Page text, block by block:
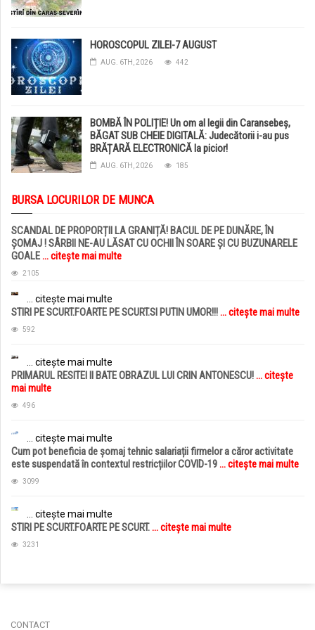
HOROSCOPUL ZILEI-7 AUGUST
AUG. 6TH, 2026 442
BOMBĂ ÎN POLIȚIE! Un om al legii din Caransebeș,
BĂGAT SUB CHEIE DIGITALĂ: Judecătorii i-au pus
BRĂȚARĂ ELECTRONICĂ la picior!
AUG. 6TH, 2026 185
BURSA LOCURILOR DE MUNCA
SCANDAL DE PROPORȚII LA GRANIȚĂ! BACUL DE PE DUNĂRE, ÎN
ȘOMAJ ! SÂRBII NE-AU LĂSAT CU OCHII ÎN SOARE ȘI CU BUZUNARELE
GOALE... citește mai multe
2105
... citește mai multe
STIRI PE SCURT.FOARTE PE SCURT.SI PUTIN UMOR!!!... citește mai multe
592
... citește mai multe
PRIMARUL RESITEI II BATE OBRAZUL LUI CRIN ANTONESCU!... citește
mai multe
496
... citește mai multe
Cum pot beneficia de șomaj tehnic salariații firmelor a căror activitate
este suspendată în contextul restricțiilor COVID-19... citește mai multe
3099
... citește mai multe
STIRI PE SCURT.FOARTE PE SCURT.... citește mai multe
3231
CONTACT